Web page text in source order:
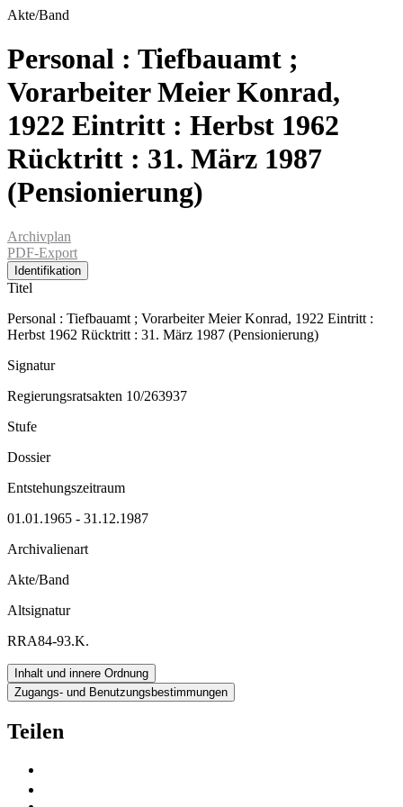
Akte/Band
Personal : Tiefbauamt ;
Vorarbeiter Meier Konrad,
1922 Eintritt : Herbst 1962
Rücktritt : 31. März 1987
(Pensionierung)
Archivplan
PDF-Export
Identifikation
Titel
Personal : Tiefbauamt ; Vorarbeiter Meier Konrad, 1922 Eintritt :
Herbst 1962 Rücktritt : 31. März 1987 (Pensionierung)
Signatur
Regierungsratsakten 10/263937
Stufe
Dossier
Entstehungszeitraum
01.01.1965 - 31.12.1987
Archivalienart
Akte/Band
Altsignatur
RRA84-93.K.
Inhalt und innere Ordnung
Zugangs- und Benutzungsbestimmungen
Teilen